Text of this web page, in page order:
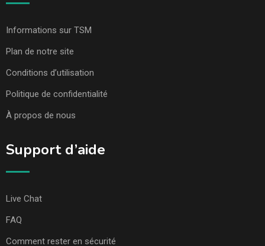
Informations sur TSM
Plan de notre site
Conditions d’utilisation
Politique de confidentialité
À propos de nous
Support d’aide
Live Chat
FAQ
Comment rester en sécurité